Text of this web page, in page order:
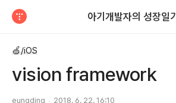
아기개발자의 성장일기
🍏/iOS
vision framework
eungding 2018. 6. 22. 16:10